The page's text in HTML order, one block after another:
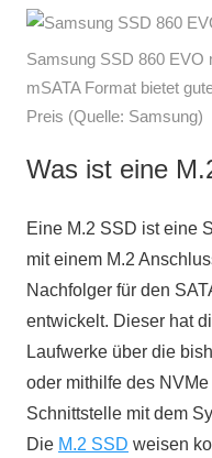
Samsung SSD 860 EVO
mSATA Format bietet
Preis (Quelle: Samsung)
Was ist eine
Eine M.2 SSD ist eine
mit einem M.2
Nachfolger für den
entwickelt. Dieser hat
Laufwerke über die
oder mithilfe des
Schnittstelle mit dem
Die M.2 SSD weisen